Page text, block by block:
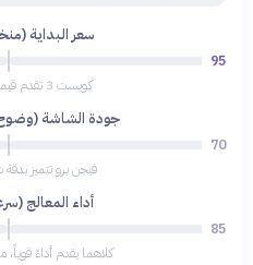
سعر البداية
95
كويست 3 تقدم قيمة ممتازة للسعر.
جودة الشاشة
70
فيجن برو تتميز
أداء المعالج
85
كلاهما يقدم أداءً